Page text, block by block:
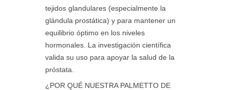
tejidos glandulares (especialmente la
glándula prostática) y para mantener un
equilibrio óptimo en los niveles
hormonales. La investigación científica
valida su uso para apoyar la salud de la
próstata.
¿POR QUÉ NUESTRA PALMETTO DE